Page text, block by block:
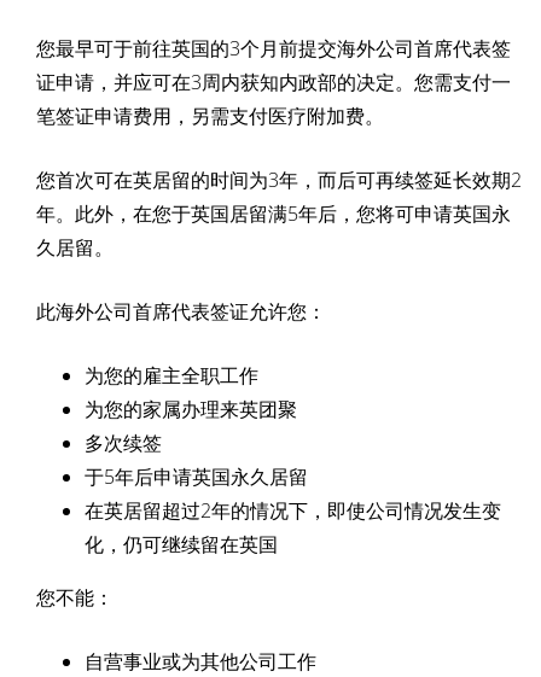
您最早可于前往英国的3个月前提交海外公司首席代表签
证申请，并应可在3周内获知内政部的决定。您需支付一
笔签证申请费用，另需支付医疗附加费。
您首次可在英居留的时间为3年，而后可再续签延长效期2
年。此外，在您于英国居留满5年后，您将可申请英国永
久居留。
此海外公司首席代表签证允许您：
为您的雇主全职工作
为您的家属办理来英团聚
多次续签
于5年后申请英国永久居留
在英居留超过2年的情况下，即使公司情况发生变
化，仍可继续留在英国
您不能：
自营事业或为其他公司工作